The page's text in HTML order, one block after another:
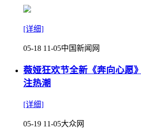
[详细]
05-18 11-05中国新闻网
薇娅狂欢节全新《奔向心愿
注热潮
[详细]
05-19 11-05大众网